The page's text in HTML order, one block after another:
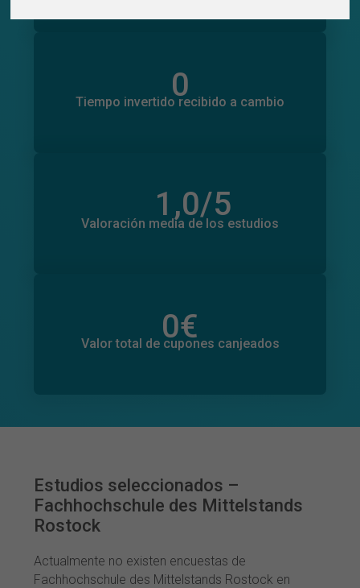
0
Tiempo invertido recibido a cambio
0
Tiempo invertido en otros estudios
1,0/5
Valoración media de los estudios
0
Número total de valoraciones
0€
Valor total de cupones canjeados
0€
Valor total de donaciones
Estudios seleccionados –
Fachhochschule des Mittelstands
Rostock
Actualmente no existen encuestas de
Fachhochschule des Mittelstands Rostock en
Italiano